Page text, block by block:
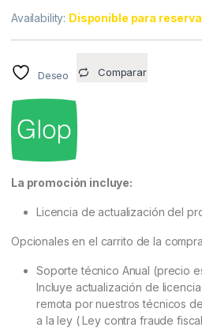
Availability: Disponible para reserva
Deseo Comparar
La promoción incluye:
Licencia de actualización del
Opcionales en el carrito de la
Soporte técnico Anual (precio
Incluye actualización de
remota por nuestros técnicos
a la ley ( Ley contra fraude